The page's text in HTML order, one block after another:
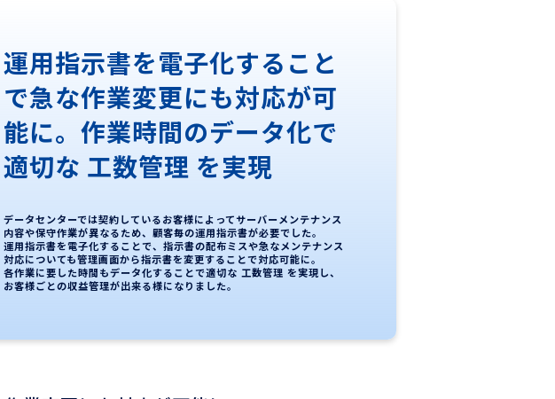
運用指示書を電子化すること
で急な作業変更にも対応が可
能に。作業時間のデータ化で
適切な 工数管理 を実現
データセンターでは契約しているお客様によってサーバーメンテナンス
内容や保守作業が異なるため、顧客毎の運用指示書が必要でした。
運用指示書を電子化することで、指示書の配布ミスや急なメンテナンス
対応についても管理画面から指示書を変更することで対応可能に。
各作業に要した時間もデータ化することで適切な 工数管理 を実現し、
お客様ごとの収益管理が出来る様になりました。